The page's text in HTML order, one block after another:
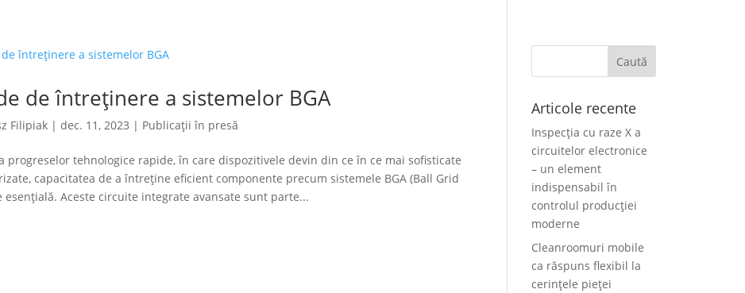
de întreținere a sistemelor BGA
Filipiak| dec. 11, 2023 | Publicații în presă
progreselor tehnologice rapide, în care dispozitivele devin din ce în ce mai sofisticate
capacitatea de a întreține eficient componente precum sistemele BGA (Ball Grid
esențială. Aceste circuite integrate avansate sunt parte...
Articole recente
Inspecția cu raze X a
circuitelor electronice
– un element
indispensabil în
controlul producției
moderne
Cleanroomuri mobile
ca răspuns flexibil la
cerințele pieței